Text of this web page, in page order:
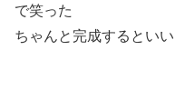
で笑った
ちゃんと完成するとい